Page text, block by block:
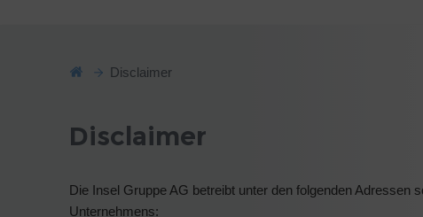
Disclaimer
Disclaimer
Die Insel Gruppe AG betreibt unter den folgenden Adressen
Unternehmens: